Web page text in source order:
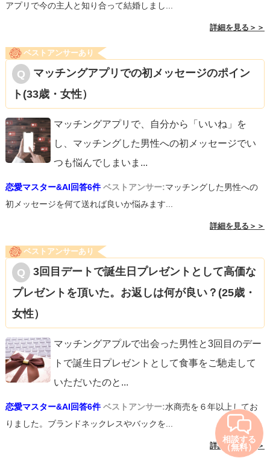
アプリで今の主人と知り合って結婚しまし...
詳細を見る＞＞
ベストアンサーあり
マッチングアプリでの初メッセージのポイン
ト(33歳・女性）
マッチングアプリで、自分から「いいね」を
し、マッチングした男性への初メッセージでい
つも悩んでしまいま ...
恋愛マスター&AI回答6件 ベストアンサー:マッチングした男性への
初メッセージを何て送れば良いか悩みます...
詳細を見る＞＞
ベストアンサーあり
3回目デートで誕生日プレゼントとして高価な
プレゼントを頂いた。お返しは何が良い？(25歳・
女性）
マッチングアプルで出会った男性と3回目のデー
トで誕生日プレゼントとして食事をご馳走して
いただいたのと ...
恋愛マスター&AI回答6件 ベストアンサー:水商売を６年以上してお
りました。ブランドネックレスやバックを...
詳細を見る＞＞
相談する
（無料）